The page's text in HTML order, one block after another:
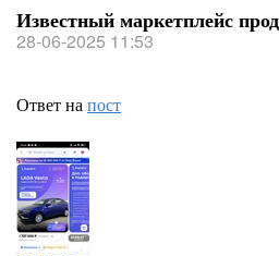
Известный маркетплейс
28-06-2025 11:53
Ответ напост